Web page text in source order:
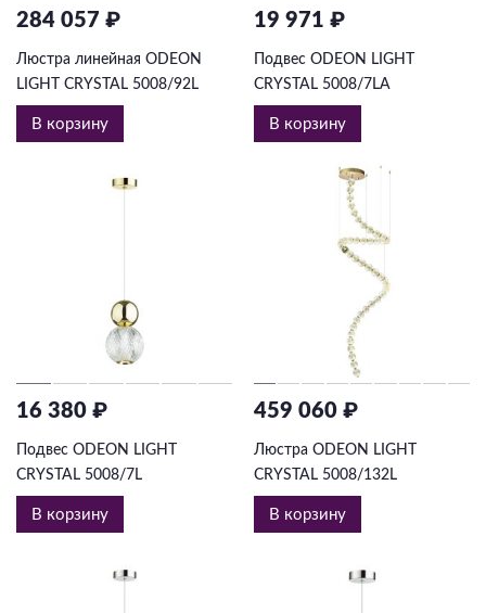
284 057 ₽
Люстра линейная ODEON
LIGHT CRYSTAL 5008/92L
В корзину
19 971 ₽
Подвес ODEON LIGHT
CRYSTAL 5008/7LA
В корзину
16 380 ₽
Подвес ODEON LIGHT
CRYSTAL 5008/7L
В корзину
459 060 ₽
Люстра ODEON LIGHT
CRYSTAL 5008/132L
В корзину